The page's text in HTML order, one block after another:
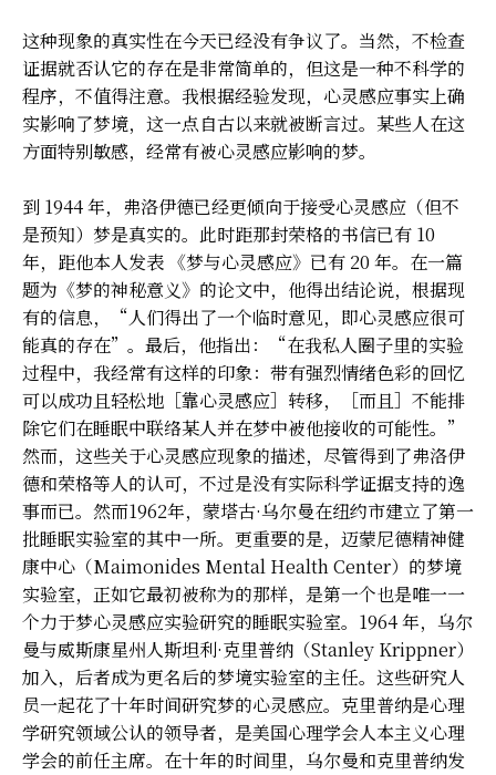
这种现象的真实性在今天已经没有争议了。当然，不检查
证据就否认它的存在是非常简单的，但这是一种不科学的
程序，不值得注意。我根据经验发现，心灵感应事实上确
实影响了梦境，这一点自古以来就被断言过。某些人在这
方面特别敏感，经常有被心灵感应影响的梦。
到 1944 年，弗洛伊德已经更倾向于接受心灵感应（但不
是预知）梦是真实的。此时距那封荣格的书信已有 10
年，距他本人发表 《梦与心灵感应》已有 20 年。在一篇
题为《梦的神秘意义》的论文中，他得出结论说，根据现
有的信息，“人们得出了一个临时意见，即心灵感应很可
能真的存在”。最后，他指出：“在我私人圈子里的实验
过程中，我经常有这样的印象：带有强烈情绪色彩的回忆
可以成功且轻松地［靠心灵感应］转移，［而且］不能排
除它们在睡眠中联络某人并在梦中被他接收的可能性。”
然而，这些关于心灵感应现象的描述，尽管得到了弗洛伊
德和荣格等人的认可，不过是没有实际科学证据支持的逸
事而已。然而1962年，蒙塔古·乌尔曼在纽约市建立了第一
批睡眠实验室的其中一所。更重要的是，迈蒙尼德精神健
康中心（Maimonides Mental Health Center）的梦境
实验室，正如它最初被称为的那样，是第一个也是唯一一
个力于梦心灵感应实验研究的睡眠实验室。1964 年，乌尔
曼与威斯康星州人斯坦利·克里普纳（Stanley Krippner）
加入，后者成为更名后的梦境实验室的主任。这些研究人
员一起花了十年时间研究梦的心灵感应。克里普纳是心理
学研究领域公认的领导者，是美国心理学会人本主义心理
学会的前任主席。在十年的时间里，乌尔曼和克里普纳发